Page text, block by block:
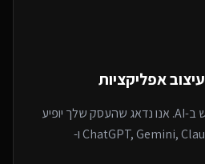
עיצוב אפליקציות
הלקוחות שלך עברו לחפש ב-AI. אנו נדאג שהעסק שלך יופיע
כתשובה המומלצת ב-ChatGPT, Gemini, Claude ו-